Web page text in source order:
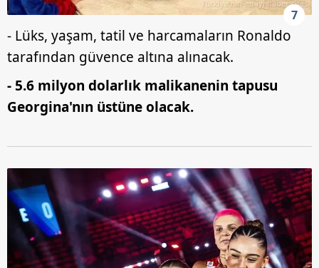
7
- Lüks, yaşam, tatil ve harcamaların Ronaldo
tarafından güvence altına alınacak.
- 5.6 milyon dolarlık malikanenin tapusu
Georgina'nın üstüne olacak.